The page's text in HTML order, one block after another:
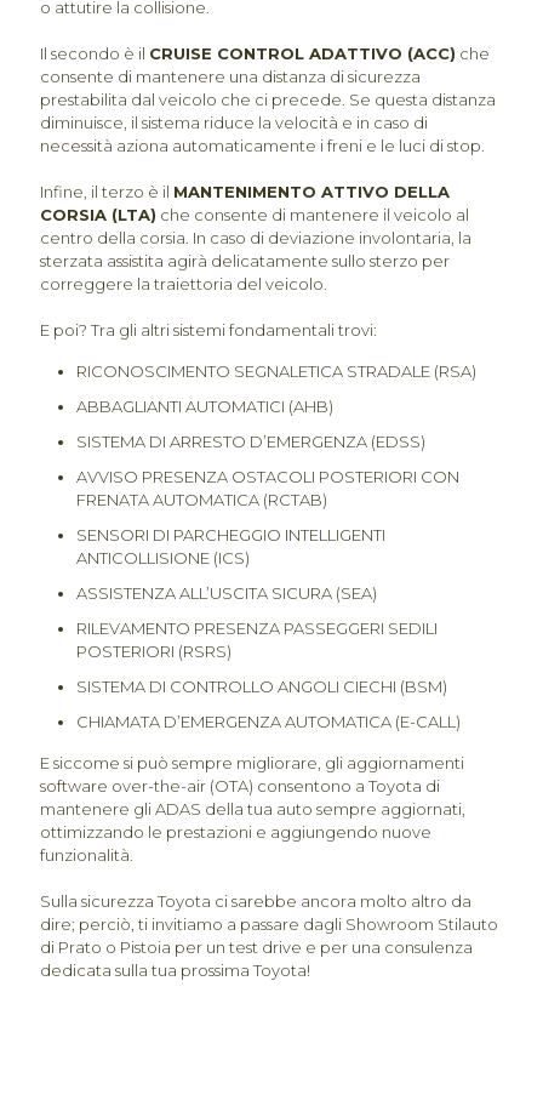
o attutire la collisione.
Il secondo è il CRUISE CONTROL ADATTIVO (ACC) che
consente di mantenere una distanza di sicurezza
prestabilita dal veicolo che ci precede. Se questa distanza
diminuisce, il sistema riduce la velocità e in caso di
necessità aziona automaticamente i freni e le luci di stop.
Infine, il terzo è il MANTENIMENTO ATTIVO DELLA
CORSIA (LTA) che consente di mantenere il veicolo al
centro della corsia. In caso di deviazione involontaria, la
sterzata assistita agirà delicatamente sullo sterzo per
correggere la traiettoria del veicolo.
E poi? Tra gli altri sistemi fondamentali trovi:
RICONOSCIMENTO SEGNALETICA STRADALE (RSA)
ABBAGLIANTI AUTOMATICI (AHB)
SISTEMA DI ARRESTO D’EMERGENZA (EDSS)
AVVISO PRESENZA OSTACOLI POSTERIORI CON
FRENATA AUTOMATICA (RCTAB)
SENSORI DI PARCHEGGIO INTELLIGENTI
ANTICOLLISIONE (ICS)
ASSISTENZA ALL’USCITA SICURA (SEA)
RILEVAMENTO PRESENZA PASSEGGERI SEDILI
POSTERIORI (RSRS)
SISTEMA DI CONTROLLO ANGOLI CIECHI (BSM)
CHIAMATA D’EMERGENZA AUTOMATICA (E-CALL)
E siccome si può sempre migliorare, gli aggiornamenti
software over-the-air (OTA) consentono a Toyota di
mantenere gli ADAS della tua auto sempre aggiornati,
ottimizzando le prestazioni e aggiungendo nuove
funzionalità.
Sulla sicurezza Toyota ci sarebbe ancora molto altro da
dire; perciò, ti invitiamo a passare dagli Showroom Stilauto
di Prato o Pistoia per un test drive e per una consulenza
dedicata sulla tua prossima Toyota!